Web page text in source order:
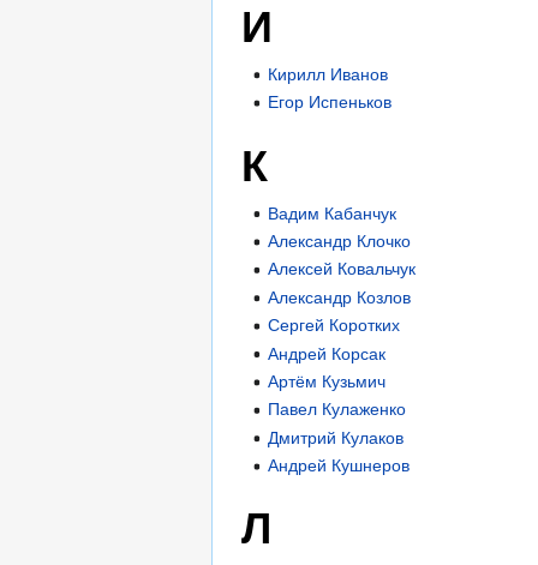
И
Кирилл Иванов
Егор Испеньков
К
Вадим Кабанчук
Александр Клочко
Алексей Ковальчук
Александр Козлов
Сергей Коротких
Андрей Корсак
Артём Кузьмич
Павел Кулаженко
Дмитрий Кулаков
Андрей Кушнеров
Л